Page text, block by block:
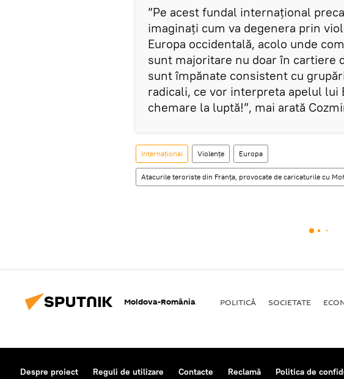
”Pe acest fundal internațional
imaginați cum va degenera prin
Europa occidentală, acolo unde
sunt majoritare nu doar în cartiere
sunt împănate consistent cu
radicali, ce vor interpreta apelul lui
chemare la luptă!”, mai arată
Internaţional Violențe Europa
Atacurile teroriste din Franța, provocate de caricaturile cu
Moldova-România POLITICĂ SOCIETATE
Despre proiect Reguli de utilizare Contacte Reclamă Politica de